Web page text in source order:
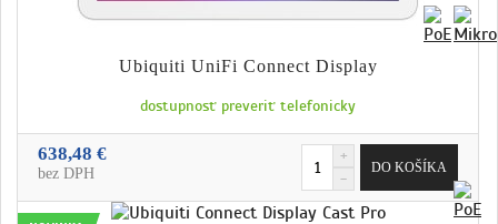
Ubiquiti UniFi Connect Display
dostupnosť preveriť telefonicky
638,48 €
bez DPH